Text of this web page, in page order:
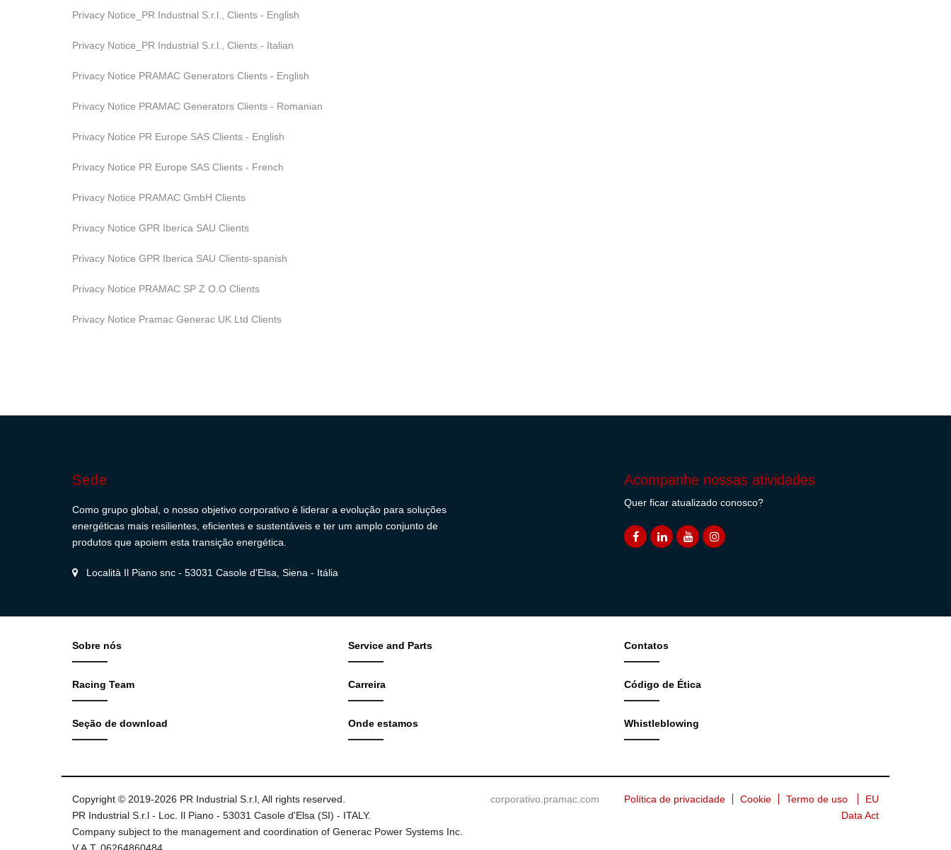
Privacy Notice_PR Industrial S.r.l., Clients - English
Privacy Notice_PR Industrial S.r.l., Clients - Italian
Privacy Notice PRAMAC Generators Clients - English
Privacy Notice PRAMAC Generators Clients - Romanian
Privacy Notice PR Europe SAS Clients - English
Privacy Notice PR Europe SAS Clients - French
Privacy Notice PRAMAC GmbH Clients
Privacy Notice GPR Iberica SAU Clients
Privacy Notice GPR Iberica SAU Clients-spanish
Privacy Notice PRAMAC SP Z O.O Clients
Privacy Notice Pramac Generac UK Ltd Clients
Sede
Como grupo global, o nosso objetivo corporativo é liderar a evolução para soluções
energéticas mais resilientes, eficientes e sustentáveis e ter um amplo conjunto de
produtos que apoiem esta transição energética.
Località Il Piano snc - 53031 Casole d'Elsa, Siena - Itália
Acompanhe nossas atividades
Quer ficar atualizado conosco?
Sobre nós
Racing Team
Seção de download
Service and Parts
Carreira
Onde estamos
Contatos
Código de Ética
Whistleblowing
Copyright © 2019-2026 PR Industrial S.r.l, All rights reserved.
PR Industrial S.r.l - Loc. Il Piano - 53031 Casole d'Elsa (SI) - ITALY.
Company subject to the management and coordination of Generac Power Systems Inc.
corporativo.pramac.com Política de privacidade Cookie Termo de uso
EU
Data Act